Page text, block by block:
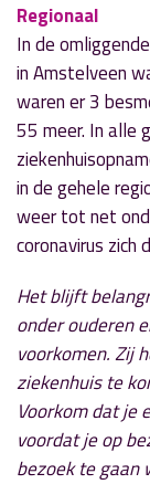
Regionaal
In de
in Amstelveen
waren er 3
55 meer. In alle
in de gehele
weer tot net
coronavirus zich
Het blijft
onder ouderen
voorkomen. Zij
ziekenhuis te
Voorkom dat je
voordat je op
bezoek te gaan